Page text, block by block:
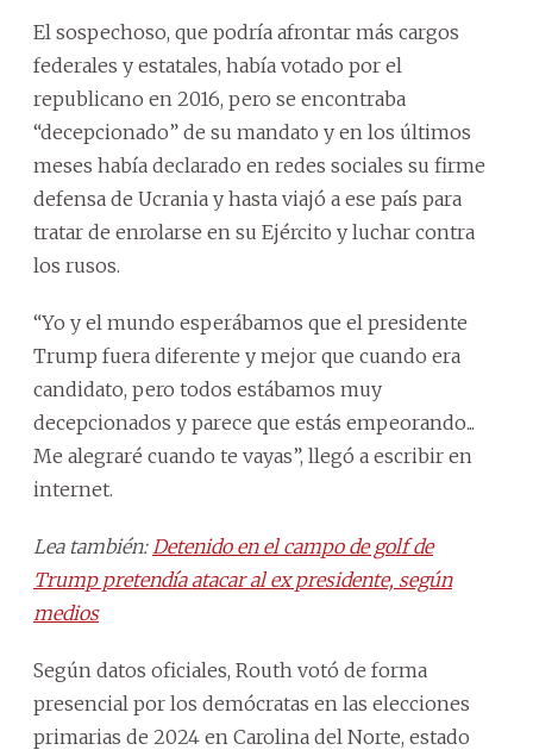
El sospechoso, que podría afrontar más cargos
federales y estatales, había votado por el
republicano en 2016, pero se encontraba
“decepcionado” de su mandato y en los últimos
meses había declarado en redes sociales su firme
defensa de Ucrania y hasta viajó a ese país para
tratar de enrolarse en su Ejército y luchar contra
los rusos.
“Yo y el mundo esperábamos que el presidente
Trump fuera diferente y mejor que cuando era
candidato, pero todos estábamos muy
decepcionados y parece que estás empeorando...
Me alegraré cuando te vayas”, llegó a escribir en
internet.
Lea también: Detenido en el campo de golf de
Trump pretendía atacar al ex presidente, según
medios
Según datos oficiales, Routh votó de forma
presencial por los demócratas en las elecciones
primarias de 2024 en Carolina del Norte, estado